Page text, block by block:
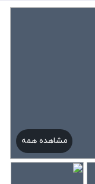
مشاهده همه